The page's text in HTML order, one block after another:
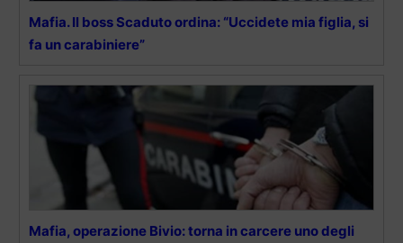
Mafia. Il boss Scaduto ordina: “Uccidete mia figlia, si
fa un carabiniere”
Mafia, operazione Bivio: torna in carcere uno degli